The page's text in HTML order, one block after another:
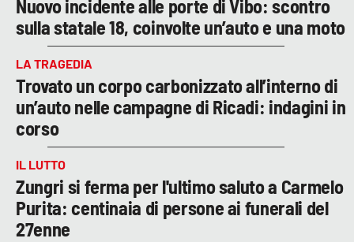
Nuovo incidente alle porte di Vibo: scontro
sulla statale 18, coinvolte un’auto e una moto
LA TRAGEDIA
Trovato un corpo carbonizzato all’interno di
un’auto nelle campagne di Ricadi: indagini in
corso
IL LUTTO
Zungri si ferma per l'ultimo saluto a Carmelo
Purita: centinaia di persone ai funerali del
27enne